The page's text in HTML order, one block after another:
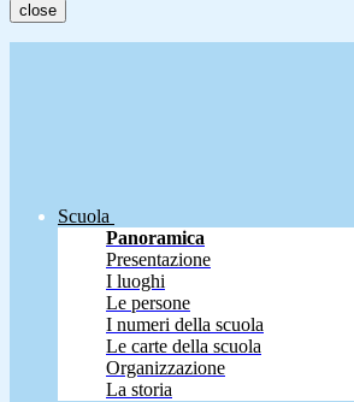
close
Scuola
Panoramica
Presentazione
I luoghi
Le persone
I numeri della scuola
Le carte della scuola
Organizzazione
La storia